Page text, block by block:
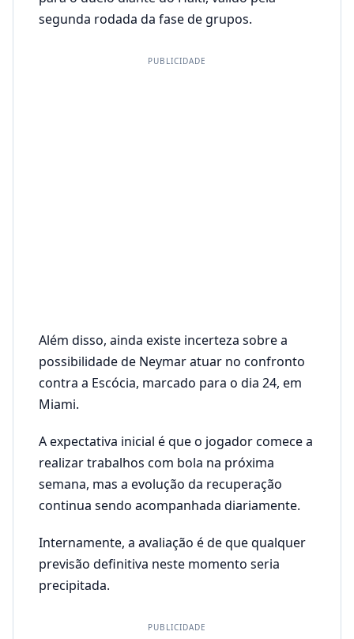
segunda rodada da fase de grupos.
PUBLICIDADE
Além disso, ainda existe incerteza sobre a
possibilidade de Neymar atuar no confronto
contra a Escócia, marcado para o dia 24, em
Miami.
A expectativa inicial é que o jogador comece a
realizar trabalhos com bola na próxima
semana, mas a evolução da recuperação
continua sendo acompanhada diariamente.
Internamente, a avaliação é de que qualquer
previsão definitiva neste momento seria
precipitada.
PUBLICIDADE